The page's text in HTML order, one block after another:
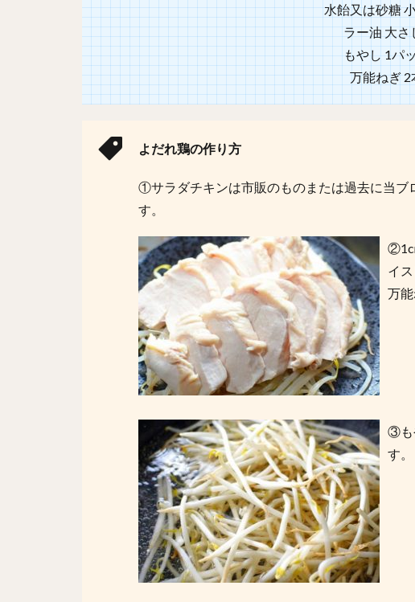
水飴又は砂糖
ラー油 大さ
もやし 1パ
万能ねぎ 2
よだれ鶏の作り方
①サラダチキンは市販のものまたは過去に当ブ
す。
イ
万能
③も
す。